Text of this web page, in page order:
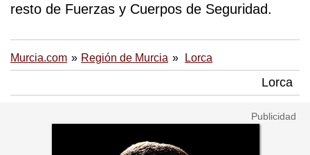
resto de Fuerzas y Cuerpos de Seguridad.
Murcia.com Región de Murcia Lorca
Lorca